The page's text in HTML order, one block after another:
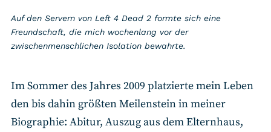
Auf den Servern von Left 4 Dead 2 formte sich eine
Freundschaft, die mich wochenlang vor der
zwischenmenschlichen Isolation bewahrte.
Im Sommer des Jahres 2009 platzierte mein Leben
den bis dahin größten Meilenstein in meiner
Biographie: Abitur, Auszug aus dem Elternhaus,